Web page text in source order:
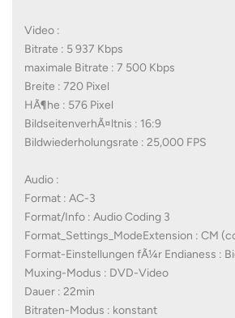
Video :
Bitrate : 5 937 Kbps
maximale Bitrate : 7 500 Kbps
Breite : 720 Pixel
HÃ¶he : 576 Pixel
BildseitenverhÃ¤ltnis : 16:9
Bildwiederholungsrate : 25,000 FPS
Audio :
Format : AC-3
Format/Info : Audio Coding 3
Format_Settings_ModeExtension : CM
Format-Einstellungen fÃ¼r Endianess :
Muxing-Modus : DVD-Video
Dauer : 22min
Bitraten-Modus : konstant